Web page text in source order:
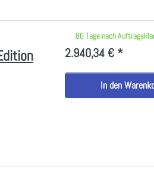
Bewertungen vor.80 Tage nach
2.940,34 € *
In den